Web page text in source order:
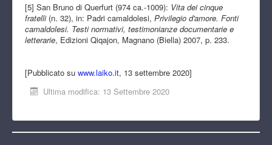
[5] San Bruno di Querfurt (974 ca.-1009): Vita dei cinque
fratelli (n. 32), in: Padri camaldolesi, Privilegio d'amore. Fonti
camaldolesi. Testi normativi, testimonianze documentarie e
letterarie, Edizioni Qiqajon, Magnano (Biella) 2007, p. 233.
[Pubblicato su www.laiko.it, 13 settembre 2020]
Ultima modifica: 13 Settembre 2020